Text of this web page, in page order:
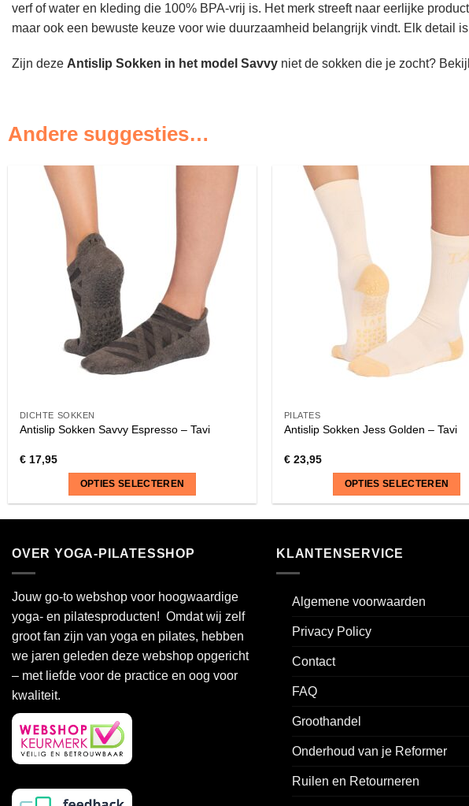
verf of water en kleding die 100% BPA-vrij is. Het merk streeft naar eerlijke
maar ook een bewuste keuze voor wie duurzaamheid belangrijk vindt. Elk detail
Zijn deze Antislip Sokken in het model Savvy niet de sokken die je zocht?
Andere suggesties…
DICHTE SOKKEN
Antislip Sokken Savvy Espresso – Tavi
€17,95
OPTIES SELECTEREN
heeft
Deze
optie
kan
gekozen
worden
op
de
productpagina
PILATES
Antislip Sokken Jess Golden – Tavi
€23,95
OPTIES SELECTEREN
heeft
Deze
kan
gekozen
op
productpagina
OVER YOGA-PILATESSHOP
Jouw go-to webshop voor hoogwaardige
yoga- en pilatesproducten! Omdat wij zelf
groot fan zijn van yoga en pilates, hebben
we jaren geleden deze webshop opgericht
– met liefde voor de practice en oog voor
kwaliteit.
KLANTENSERVICE
Algemene voorwaarden
Privacy Policy
Contact
FAQ
Groothandel
Onderhoud van je Reformer
Ruilen en Retourneren